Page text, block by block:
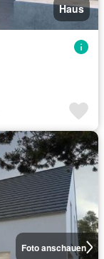
Haus
Foto anschauen